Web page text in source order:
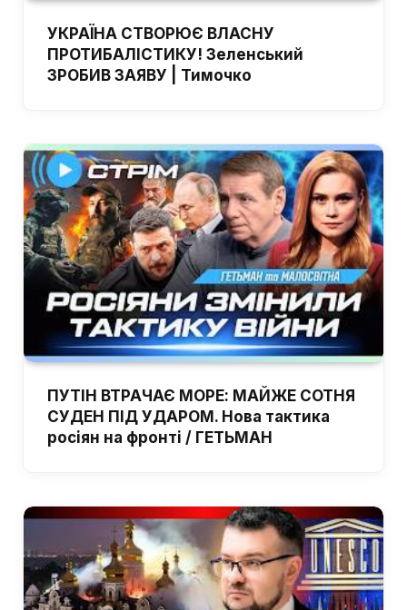
УКРАЇНА СТВОРЮЄ ВЛАСНУ
ПРОТИБАЛІСТИКУ! Зеленський
ЗРОБИВ ЗАЯВУ | Тимочко
ПУТІН ВТРАЧАЄ МОРЕ: МАЙЖЕ СОТНЯ
СУДЕН ПІД УДАРОМ. Нова тактика
росіян на фронті / ГЕТЬМАН